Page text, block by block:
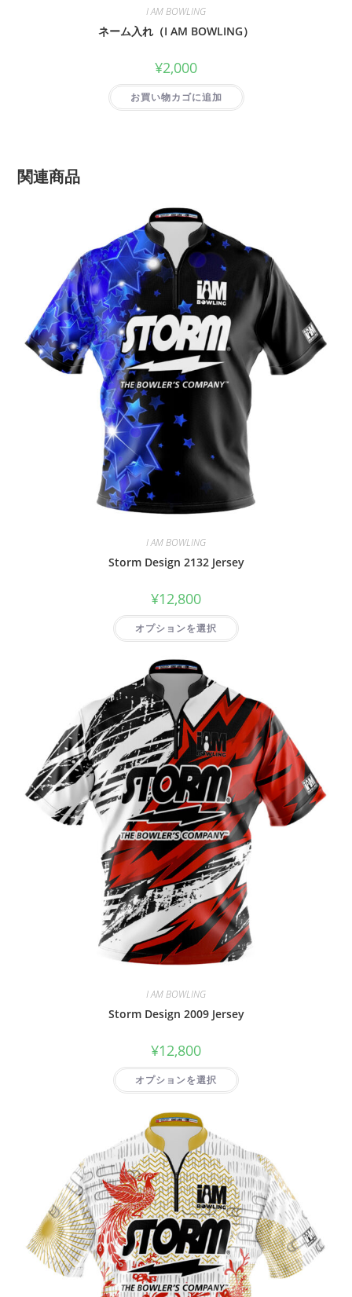
I AM BOWLING
ネーム入れ（I AM BOWLING）
¥2,000
お買い物カゴに追加
関連商品
I AM BOWLING
Storm Design 2132 Jersey
¥12,800
オプションを選択
I AM BOWLING
Storm Design 2009 Jersey
¥12,800
オプションを選択